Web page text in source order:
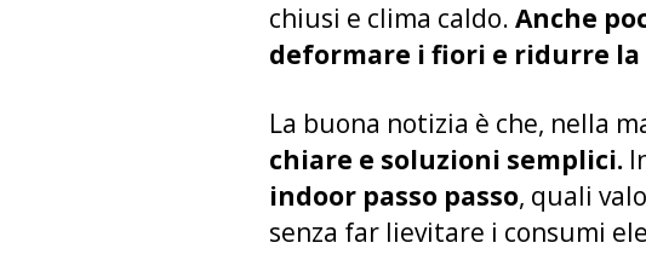
chiusi e clima caldo. Anche
deformare i fiori e ridurre la
La buona notizia è che, nella
chiare e soluzioni semplici.
indoor passo passo, quali
senza far lievitare i consumi